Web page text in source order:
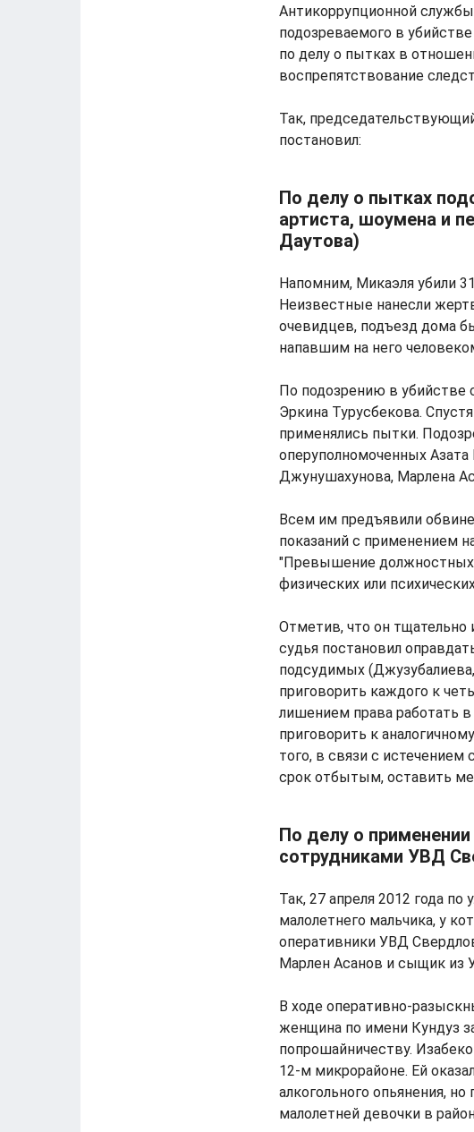
Антикоррупционной
подозреваемого в
по делу о пытках в
воспрепятствование
Так,
постановил:
По делу о пытках
артиста, шоумена и
Даутова)
Напомним, Микаэля убили
Неизвестные нанесли
очевидцев, подъезд дома
напавшим на него
По подозрению в убийстве
Эркина Турусбекова.
применялись пытки.
оперуполномоченных
Джунушахунова, Марлена
Всем им предъявили
показаний с применением
"Превышение должностных
физических или
Отметив, что он тщательно
судья постановил
подсудимых
приговорить каждого к
лишением права работать
приговорить к
того, в связи с истечением
срок отбытым, оставить
По делу о
сотрудниками УВД
Так, 27 апреля 2012 года
малолетнего мальчика, у
оперативники УВД
Марлен Асанов и сыщик из
В ходе оперативно-
женщина по имени Кундуз
попрошайничеству.
12-м микрорайоне. Ей
алкогольного опьянения,
малолетней девочки в